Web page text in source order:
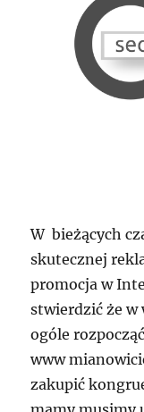
W bieżących
skutecznej
promocja w
stwierdzić że w
ogóle
www
zakupić